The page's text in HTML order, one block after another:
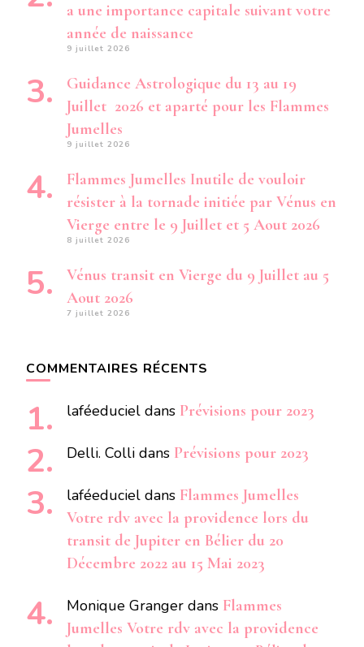
a une importance capitale suivant votre
année de naissance
9 juillet 2026
Guidance Astrologique du 13 au 19
Juillet 2026 et aparté pour les Flammes
Jumelles
9 juillet 2026
Flammes Jumelles Inutile de vouloir
résister à la tornade initiée par Vénus en
Vierge entre le 9 Juillet et 5 Aout 2026
8 juillet 2026
Vénus transit en Vierge du 9 Juillet au 5
Aout 2026
7 juillet 2026
COMMENTAIRES RÉCENTS
laféeduciel dans Prévisions pour 2023
Delli. Colli dans Prévisions pour 2023
laféeduciel dans Flammes Jumelles
Votre rdv avec la providence lors du
transit de Jupiter en Bélier du 20
Décembre 2022 au 15 Mai 2023
Monique Granger dans Flammes
Jumelles Votre rdv avec la providence